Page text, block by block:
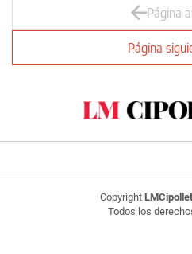
Página
Página
Copyright
Todos los